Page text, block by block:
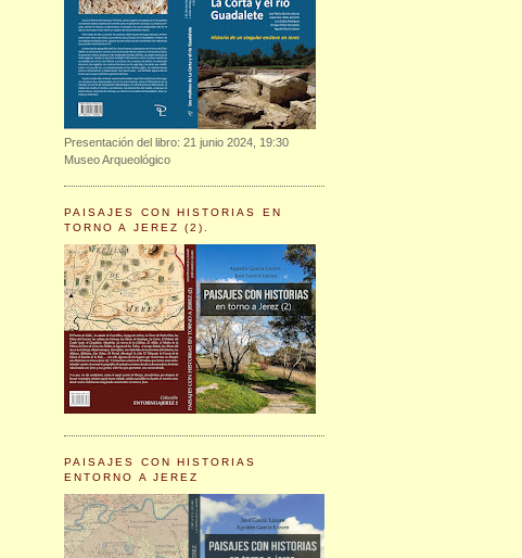
Presentación del libro: 21 junio 2024, 19:30
Museo Arqueológico
PAISAJES CON HISTORIAS EN
TORNO A JEREZ (2).
PAISAJES CON HISTORIAS
ENTORNO A JEREZ